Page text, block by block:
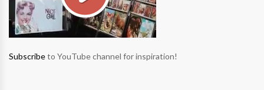
Subscribeto YouTube channel for inspiration!